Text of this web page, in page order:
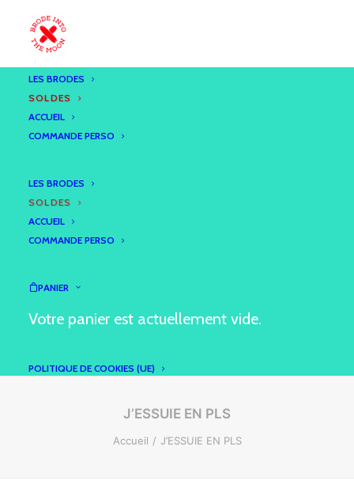
LES BRODES
SOLDES
ACCUEIL
COMMANDE PERSO
LES BRODES
SOLDES
ACCUEIL
COMMANDE PERSO
PANIER
Votre panier est actuellement vide.
POLITIQUE DE COOKIES (UE)
J’ESSUIE EN PLS
Accueil J’ESSUIE EN PLS